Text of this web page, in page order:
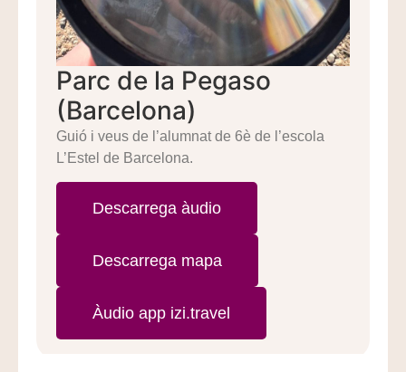
Parc de la Pegaso
(Barcelona)
Guió i veus de l’alumnat de 6è de l’escola
L’Estel de Barcelona.
Descarrega àudio
Descarrega mapa
Àudio app izi.travel